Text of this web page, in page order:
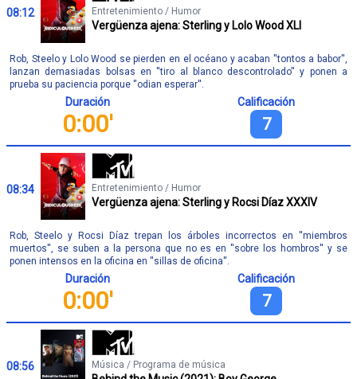
08:12 Entretenimiento / Humor
Vergüenza ajena: Sterling y Lolo Wood XLI
Rob, Steelo y Lolo Wood se pierden en el océano y acaban ''tontos a babor'',
lanzan demasiadas bolsas en ''tiro al blanco descontrolado'' y ponen a
prueba su paciencia porque ''odian esperar''.
Duración
0:00'
Calificación
7
08:34 Entretenimiento / Humor
Vergüenza ajena: Sterling y Rocsi Díaz XXXIV
Rob, Steelo y Rocsi Díaz trepan los árboles incorrectos en ''miembros
muertos'', se suben a la persona que no es en ''sobre los hombros'' y se
ponen intensos en la oficina en ''sillas de oficina''.
Duración
0:00'
Calificación
7
08:56 Música / Programa de música